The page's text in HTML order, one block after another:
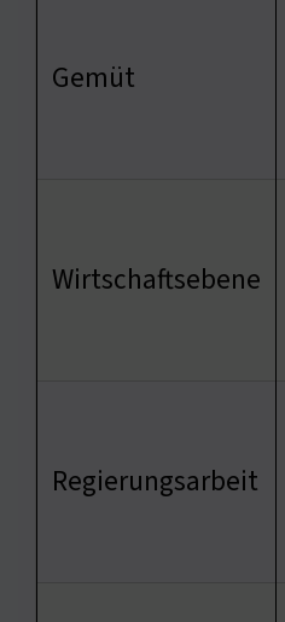
Gemüt
Wirtschaftsebene
Regierungsarbeit